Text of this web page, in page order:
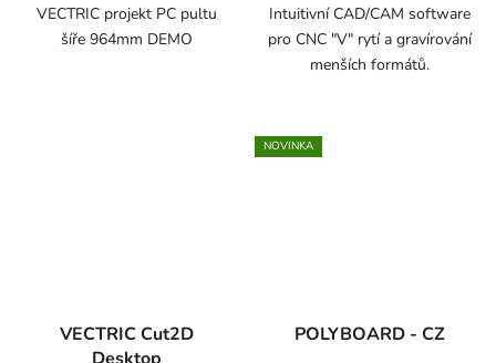
VECTRIC projekt PC pultu
šíře 964mm DEMO
Intuitivní CAD/CAM software
pro CNC "V" rytí a gravírování
menších formátů.
VECTRIC Cut2D
NOVINKA
POLYBOARD - CZ